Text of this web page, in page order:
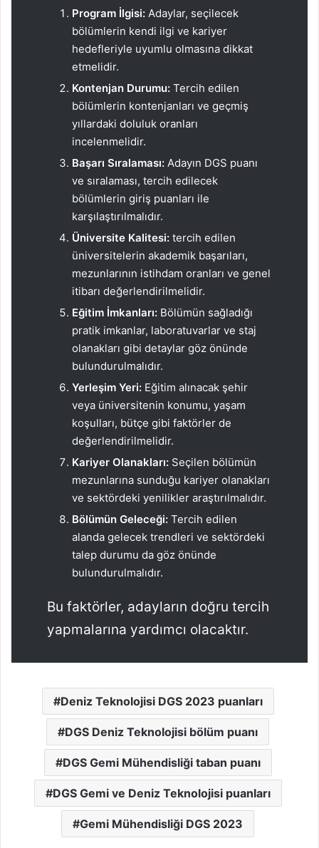
Program İlgisi: Adaylar, seçilecek
bölümlerin kendi ilgi ve kariyer
hedefleriyle uyumlu olmasına dikkat
etmelidir.
Kontenjan Durumu: Tercih edilen
bölümlerin kontenjanları ve geçmiş
yıllardaki doluluk oranları
incelenmelidir.
Başarı Sıralaması: Adayın DGS puanı
ve sıralaması, tercih edilecek
bölümlerin giriş puanları ile
karşılaştırılmalıdır.
Üniversite Kalitesi: tercih edilen
üniversitelerin akademik başarıları,
mezunlarının istihdam oranları ve genel
itibarı değerlendirilmelidir.
Eğitim İmkanları: Bölümün sağladığı
pratik imkanlar, laboratuvarlar ve staj
olanakları gibi detaylar göz önünde
bulundurulmalıdır.
Yerleşim Yeri: Eğitim alınacak şehir
veya üniversitenin konumu, yaşam
koşulları, bütçe gibi faktörler de
değerlendirilmelidir.
Kariyer Olanakları: Seçilen bölümün
mezunlarına sunduğu kariyer olanakları
ve sektördeki yenilikler araştırılmalıdır.
Bölümün Geleceği: Tercih edilen
alanda gelecek trendleri ve sektördeki
talep durumu da göz önünde
bulundurulmalıdır.
Bu faktörler, adayların doğru tercih
yapmalarına yardımcı olacaktır.
Deniz Teknolojisi DGS 2023 puanları
DGS Deniz Teknolojisi bölüm puanı
DGS Gemi Mühendisliği taban puanı
DGS Gemi ve Deniz Teknolojisi puanları
Gemi Mühendisliği DGS 2023